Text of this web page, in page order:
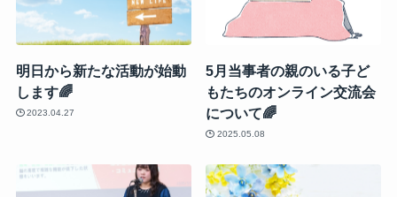
明日から新たな活動が始動
します🌈
2023.04.27
5月当事者の親のいる子ど
もたちのオンライン交流会
について🌈
2025.05.08